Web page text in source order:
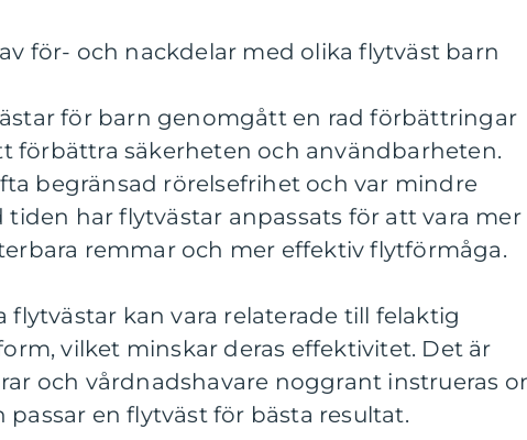
för- och nackdelar med olika flytväst barn
för barn genomgått en rad förbättringar
förbättra säkerheten och användbarheten.
begränsad rörelsefrihet och var mindre
tiden har flytvästar anpassats för att vara mer
remmar och mer effektiv flytförmåga.
flytvästar kan vara relaterade till felaktig
vilket minskar deras effektivitet. Det är
och vårdnadshavare noggrant instrueras
en flytväst för bästa resultat.